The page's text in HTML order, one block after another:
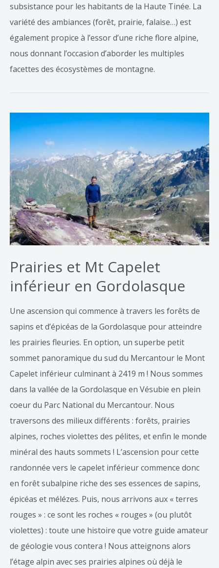
subsistance pour les habitants de la Haute Tinée. La
variété des ambiances (forêt, prairie, falaise…) est
également propice à l’essor d’une riche flore alpine,
nous donnant l’occasion d’aborder les multiples
facettes des écosystèmes de montagne.
Prairies et Mt Capelet
inférieur en Gordolasque
Une ascension qui commence à travers les forêts de
sapins et d’épicéas de la Gordolasque pour atteindre
les prairies fleuries. En option, un superbe petit
sommet panoramique du sud du Mercantour le Mont
Capelet inférieur culminant à 2419 m ! Nous sommes
dans la vallée de la Gordolasque en Vésubie en plein
coeur du Parc National du Mercantour. Nous
traversons des milieux différents : forêts, prairies
alpines, roches violettes des pélites, et enfin le monde
minéral des hauts sommets ! L’ascension pour cette
randonnée vers le capelet inférieur commence donc
en forêt subalpine riche des ses essences de sapins,
épicéas et mélézes. Puis, nous arrivons aux « terres
rouges » : ce sont les roches « rouges » (ou plutôt
violettes) : toute une histoire que votre guide amateur
de géologie vous contera ! Nous atteignons alors
l’étage alpin avec ses prairies alpines où déjà le